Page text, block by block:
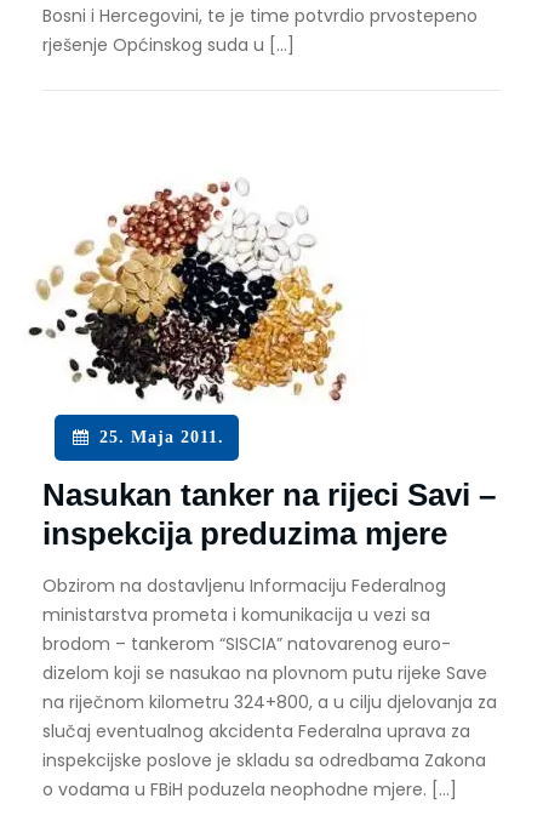
Bosni i Hercegovini, te je time potvrdio prvostepeno
rješenje Općinskog suda u […]
25. Maja 2011.
Nasukan tanker na rijeci Savi –
inspekcija preduzima mjere
Obzirom na dostavljenu Informaciju Federalnog
ministarstva prometa i komunikacija u vezi sa
brodom – tankerom “SISCIA” natovarenog euro-
dizelom koji se nasukao na plovnom putu rijeke Save
na riječnom kilometru 324+800, a u cilju djelovanja za
slučaj eventualnog akcidenta Federalna uprava za
inspekcijske poslove je skladu sa odredbama Zakona
o vodama u FBiH poduzela neophodne mjere. […]